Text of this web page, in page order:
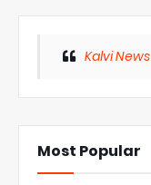
Kalvi News
Most Popular